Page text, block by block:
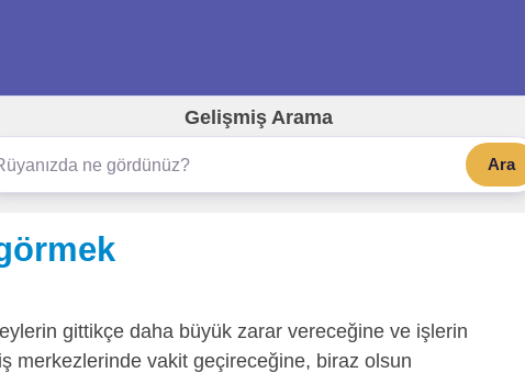
Gelişmiş Arama
Ara
gittikçe daha büyük zarar vereceğine ve işlerin
merkezlerinde vakit geçireceğine, biraz olsun